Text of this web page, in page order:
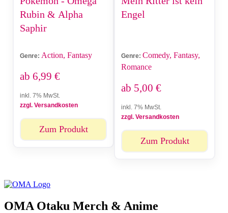
Rubin & Alpha
Saphir
Genre: Action, Fantasy
ab 6,99 €
inkl. 7% MwSt.
zzgl. Versandkosten
Zum Produkt
Engel
Genre: Comedy, Fantasy,
Romance
ab 5,00 €
inkl. 7% MwSt.
zzgl. Versandkosten
Zum Produkt
OMA Otaku Merch & Anime